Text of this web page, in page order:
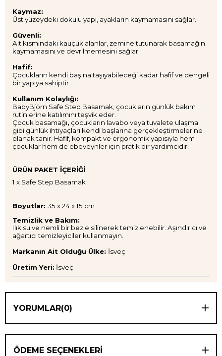
Kaymaz:
Üst yüzeydeki dokulu yapı, ayakların kaymamasını sağlar.
Güvenli:
Alt kısmındaki kauçuk alanlar, zemine tutunarak basamağın
kaymamasını ve devrilmemesini sağlar.
Hafif:
Çocukların kendi başına taşıyabileceği kadar hafif ve dengeli
bir yapıya sahiptir.
Kullanım Kolaylığı:
BabyBjörn Safe Step Basamak, çocukların günlük bakım
rutinlerine katılımını teşvik eder.
Çocuk basamağı, çocukların lavabo veya tuvalete ulaşma
gibi günlük ihtiyaçları kendi başlarına gerçekleştirmelerine
olanak tanır. Hafif, kompakt ve ergonomik yapısıyla hem
çocuklar hem de ebeveynler için pratik bir yardımcıdır.
ÜRÜN PAKET İÇERİĞİ
1 x Safe Step Basamak
Boyutlar: 35 x 24 x 15 cm
Temizlik ve Bakım:
Ilık su ve nemli bir bezle silinerek temizlenebilir. Aşındırıcı ve
ağartıcı temizleyiciler kullanmayın.
Markanın Ait Olduğu Ülke: İsveç
Üretim Yeri: İsveç
YORUMLAR(0)
ÖDEME SEÇENEKLERI